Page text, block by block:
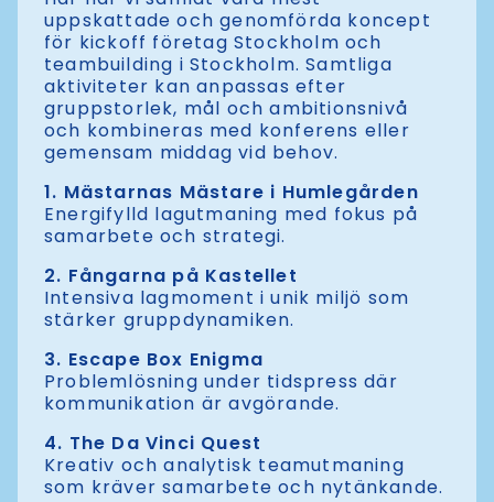
uppskattade och genomförda koncept
för kickoff företag Stockholm och
teambuilding i Stockholm. Samtliga
aktiviteter kan anpassas efter
gruppstorlek, mål och ambitionsnivå
och kombineras med konferens eller
gemensam middag vid behov.
1. Mästarnas Mästare i Humlegården
Energifylld lagutmaning med fokus på
samarbete och strategi.
2. Fångarna på Kastellet
Intensiva lagmoment i unik miljö som
stärker gruppdynamiken.
3. Escape Box Enigma
Problemlösning under tidspress där
kommunikation är avgörande.
4. The Da Vinci Quest
Kreativ och analytisk teamutmaning
som kräver samarbete och nytänkande.